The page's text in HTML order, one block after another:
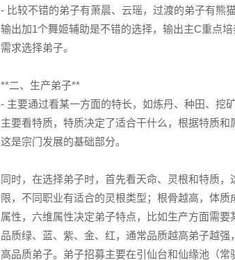
- 比较不错的弟子有萧晨、云瑶，过渡的弟子有熊
输出加1个舞姬辅助是不错的选择，输出主C重点
需求选择弟子。
**二、生产弟子**
- 主要通过看某一方面的特长，如炼丹、种田、挖
主要看特质，特质决定了适合干什么，根据特质和
这是宗门发展的基础部分。
同时，在选择弟子时，首先看天命、灵根和特质
限，不同职业有适合的灵根类型；根骨越高，体
属性，六维属性决定弟子特点，比如生产方面需
品质绿、蓝、紫、金、红，通常品质越高弟子越
高品质弟子。弟子招募主要在引仙台和仙缘池（